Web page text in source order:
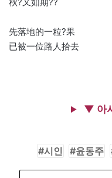
先落地的一粒?果
已被一位路人拾去
▼ 아
시인 윤동주